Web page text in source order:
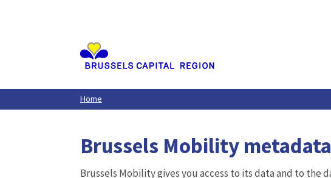
Home
Brussels Mobility
Brussels Mobility gives you access to its data and to